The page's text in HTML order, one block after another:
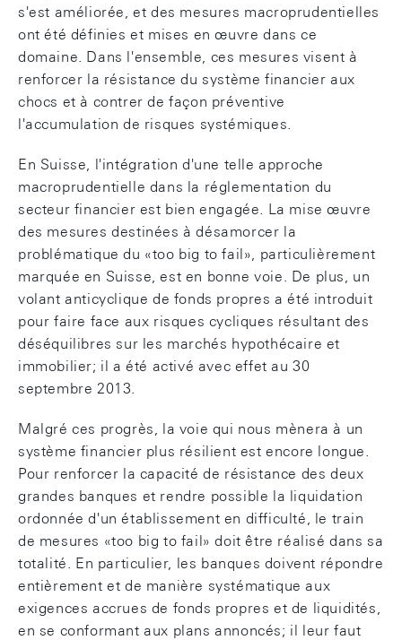
s'est améliorée, et des mesures macroprudentielles
ont été définies et mises en œuvre dans ce
domaine. Dans l'ensemble, ces mesures visent à
renforcer la résistance du système financier aux
chocs et à contrer de façon préventive
l'accumulation de risques systémiques.
En Suisse, l'intégration d'une telle approche
macroprudentielle dans la réglementation du
secteur financier est bien engagée. La mise œuvre
des mesures destinées à désamorcer la
problématique du «too big to fail», particulièrement
marquée en Suisse, est en bonne voie. De plus, un
volant anticyclique de fonds propres a été introduit
pour faire face aux risques cycliques résultant des
déséquilibres sur les marchés hypothécaire et
immobilier; il a été activé avec effet au 30
septembre 2013.
Malgré ces progrès, la voie qui nous mènera à un
système financier plus résilient est encore longue.
Pour renforcer la capacité de résistance des deux
grandes banques et rendre possible la liquidation
ordonnée d'un établissement en difficulté, le train
de mesures «too big to fail» doit être réalisé dans sa
totalité. En particulier, les banques doivent répondre
entièrement et de manière systématique aux
exigences accrues de fonds propres et de liquidités,
en se conformant aux plans annoncés; il leur faut